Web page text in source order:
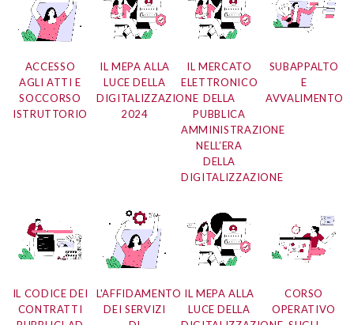
ACCESSO
AGLI ATTI E
SOCCORSO
ISTRUTTORIO
IL MEPA ALLA
LUCE DELLA
DIGITALIZZAZIONE
2024
IL MERCATO
ELETTRONICO
DELLA
PUBBLICA
AMMINISTRAZIONE
NELL’ERA
DELLA
DIGITALIZZAZIONE
SUBAPPALTO
E
AVVALIMENTO
IL CODICE DEI
CONTRATTI
L'AFFIDAMENTO
DEI SERVIZI
IL MEPA ALLA
LUCE DELLA
CORSO
OPERATIVO